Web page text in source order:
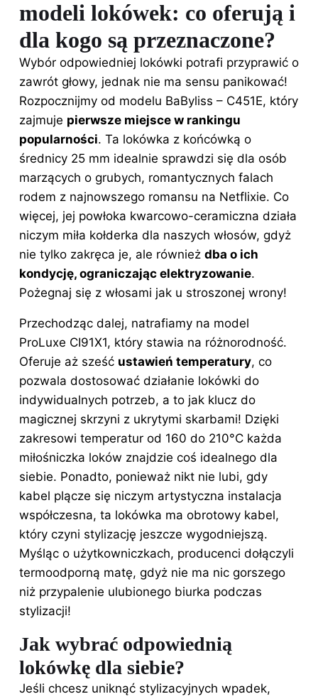
modeli lokówek: co oferują i
dla kogo są przeznaczone?
Wybór odpowiedniej lokówki potrafi przyprawić o
zawrót głowy, jednak nie ma sensu panikować!
Rozpocznijmy od modelu BaByliss – C451E, który
zajmuje pierwsze miejsce w rankingu
popularności. Ta lokówka z końcówką o
średnicy 25 mm idealnie sprawdzi się dla osób
marzących o grubych, romantycznych falach
rodem z najnowszego romansu na Netflixie. Co
więcej, jej powłoka kwarcowo-ceramiczna działa
niczym miła kołderka dla naszych włosów, gdyż
nie tylko zakręca je, ale również dba o ich
kondycję, ograniczając elektryzowanie.
Pożegnaj się z włosami jak u stroszonej wrony!
Przechodząc dalej, natrafiamy na model
ProLuxe CI91X1, który stawia na różnorodność.
Oferuje aż sześć ustawień temperatury, co
pozwala dostosować działanie lokówki do
indywidualnych potrzeb, a to jak klucz do
magicznej skrzyni z ukrytymi skarbami! Dzięki
zakresowi temperatur od 160 do 210°C każda
miłośniczka loków znajdzie coś idealnego dla
siebie. Ponadto, ponieważ nikt nie lubi, gdy
kabel plącze się niczym artystyczna instalacja
współczesna, ta lokówka ma obrotowy kabel,
który czyni stylizację jeszcze wygodniejszą.
Myśląc o użytkowniczkach, producenci dołączyli
termoodporną matę, gdyż nie ma nic gorszego
niż przypalenie ulubionego biurka podczas
stylizacji!
Jak wybrać odpowiednią
lokówkę dla siebie?
Jeśli chcesz uniknąć stylizacyjnych wpadek,